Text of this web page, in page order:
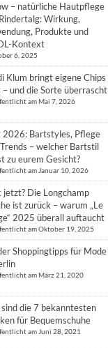
– natürliche Hautpflege
Wirkung,
Produkte und
Kontext
6, 2025
Klum bringt eigene Chips
– und die Sorte überrascht
am Mai 7, 2026
2026: Bartstyles, Pflege
– welcher Bartstil
zu eurem Gesicht?
am Januar 10, 2026
jetzt? Die Longchamp
ist zurück – warum „Le
2025 überall auftaucht
am Oktober 19, 2025
Shoppingtipps für Mode
am März 21, 2020
sind die 7 bekanntesten
für Bequemschuhe
am Juni 28, 2021